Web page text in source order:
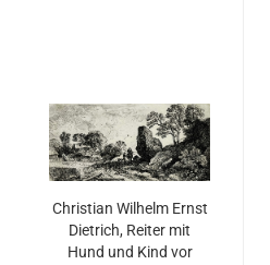
Christian Wilhelm Ernst
Dietrich, Reiter mit
Hund und Kind vor